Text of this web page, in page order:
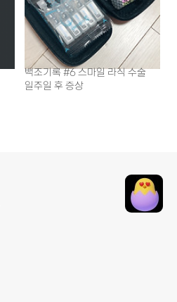
백조기록 #6 스마일 라식 수술
일주일 후 증상